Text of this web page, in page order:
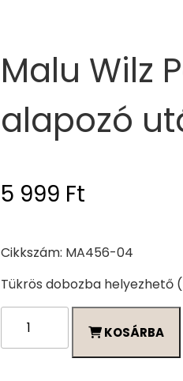
Malu Wilz
alapozó
5 999 Ft
Cikkszám: MA456-04
Tükrös dobozba helyezhető
Perfekt
KOSÁRBA